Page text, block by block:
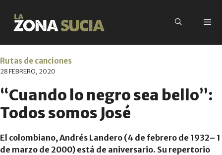
Rutas de canciones
28 FEBRERO, 2020
“Cuando lo negro sea bello”:
Todos somos José
El colombiano, Andrés Landero (4 de febrero de 1932– 1
de marzo de 2000) está de aniversario. Su repertorio